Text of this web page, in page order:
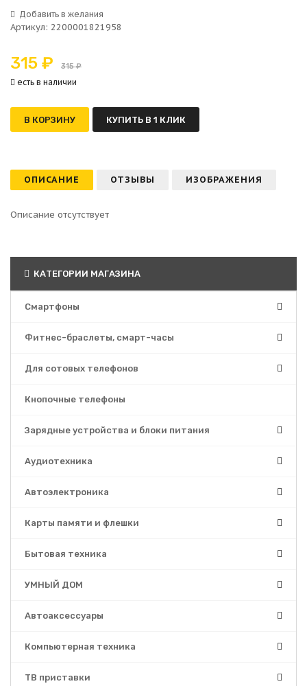
Артикул: 2200001821958
315 ₽ 315 ₽
есть в наличии
В КОРЗИНУ КУПИТЬ В 1 КЛИК
ОПИСАНИЕ ОТЗЫВЫ ИЗОБРАЖЕНИЯ
Описание отсутствует
КАТЕГОРИИ МАГАЗИНА
Смартфоны
Фитнес-браслеты, смарт-часы
Для сотовых телефонов
Кнопочные телефоны
Зарядные устройства и блоки питания
Аудиотехника
Автоэлектроника
Карты памяти и флешки
Бытовая техника
УМНЫЙ ДОМ
Автоаксессуары
Компьютерная техника
ТВ приставки